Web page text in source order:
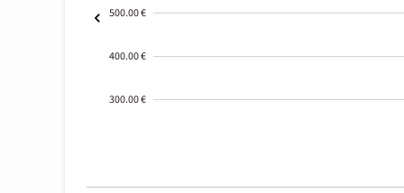
500.00 €
400.00 €
300.00 €
01-02